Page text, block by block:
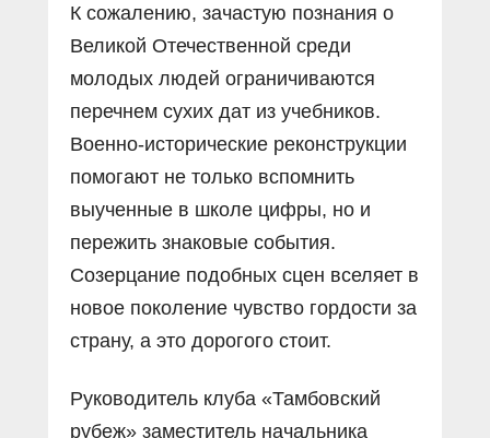
К сожалению, зачастую познания о
Великой Отечественной среди
молодых людей ограничиваются
перечнем сухих дат из учебников.
Военно-исторические реконструкции
помогают не только вспомнить
выученные в школе цифры, но и
пережить знаковые события.
Созерцание подобных сцен вселяет в
новое поколение чувство гордости за
страну, а это дорогого стоит.
Руководитель клуба «Тамбовский
рубеж» заместитель начальника